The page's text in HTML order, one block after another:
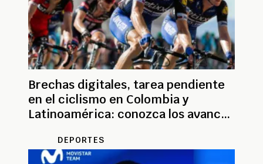
Brechas digitales, tarea pendiente
en el ciclismo en Colombia y
Latinoamérica: conozca los avances
DEPORTES